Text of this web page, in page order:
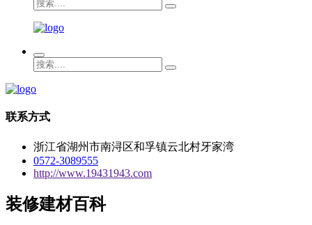
联系方式
浙江省湖州市南浔区和孚镇云北村牙家湾
0572-3089555
http://www.19431943.com
装修建材百科